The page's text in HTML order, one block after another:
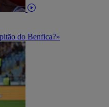
do Benfica?»